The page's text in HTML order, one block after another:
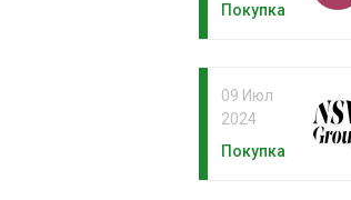
Покупка
09 Июл
2024
Покупка